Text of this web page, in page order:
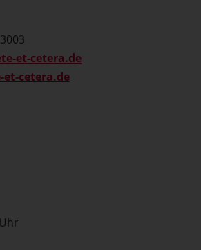
et-cetera.de
et-cetera.de